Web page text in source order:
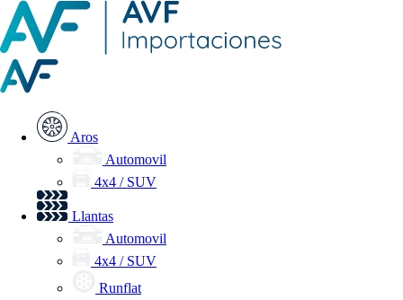
Aros
Automovil
4x4 / SUV
Llantas
Automovil
4x4 / SUV
Runflat